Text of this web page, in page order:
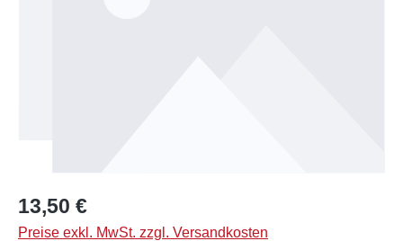
Regulärer Preis:
13,50 €
Preise exkl. MwSt. zzgl. Versandkosten